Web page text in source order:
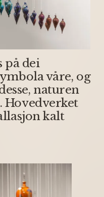
på dei
våre, og
naturen
Hovedverket
kalt